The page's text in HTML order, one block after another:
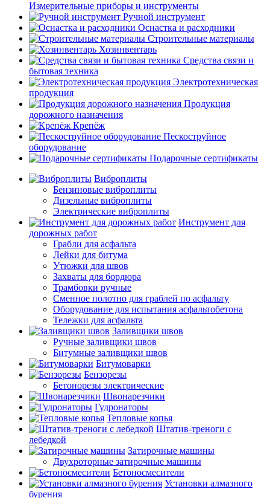
Измерительные приборы и инструменты
Ручной инструмент
Оснастка и расходники
Строительные материалы
Хозинвентарь
Средства связи и
бытовая техника
Электротехническая
продукция
Продукция
дорожного назначения
Крепёж
Пескоструйное
оборудование
Подарочные сертификаты
Виброплиты
Бензиновые виброплиты
Дизельные виброплиты
Электрические виброплиты
Инструмент для
дорожных работ
Грабли для асфальта
Лейки для битума
Утюжки для швов
Захваты для бордюра
Трамбовки ручные
Сменное полотно для граблей по асфальту
Оборудование для испытания асфальтобетона
Тележки для асфальта
Заливщики швов
Ручные заливщики швов
Битумные заливщики швов
Битумоварки
Бензорезы
Бетонорезы электрические
Швонарезчики
Гудронаторы
Тепловые копья
Штатив-треноги с
лебедкой
Затирочные машины
Двухроторные затирочные машины
Бетоносмесители
Установки алмазного
бурения